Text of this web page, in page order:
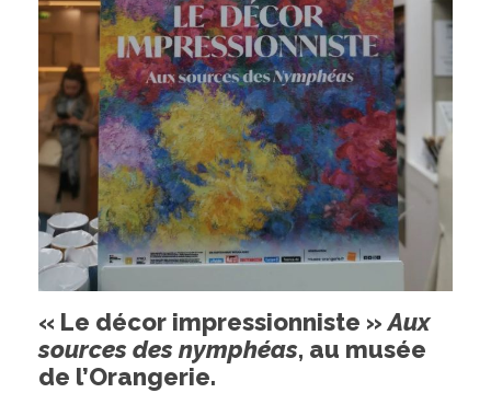
« Le décor impressionniste »Aux
sources des nymphéas, au musée
de l’Orangerie.